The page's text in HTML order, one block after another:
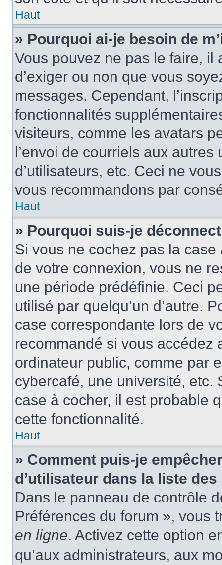
Haut
» Pourquoi ai-je besoin de
Vous pouvez ne pas le faire, il
d’exiger ou non que vous
messages. Cependant,
fonctionnalités
visiteurs, comme les avatars
l’envoi de courriels aux
d’utilisateurs, etc. Ceci ne
vous recommandons par
Haut
» Pourquoi suis-je
Si vous ne cochez pas la case
de votre connexion, vous ne
une période prédéfinie. Ceci
utilisé par quelqu’un d’autre.
case correspondante lors de
recommandé si vous accédez
ordinateur public, comme par
cybercafé, une université, etc.
case à cocher, il est probable
cette fonctionnalité.
Haut
» Comment puis-je
d’utilisateur dans la liste
Dans le panneau de contrôle
Préférences du forum », vous
en ligne. Activez cette option
qu’aux administrateurs, aux